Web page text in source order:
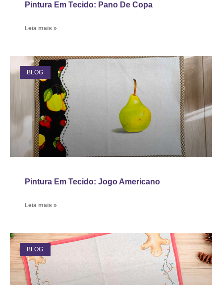
Pintura Em Tecido: Pano De Copa
Leia mais »
BLOG
Pintura Em Tecido: Jogo Americano
Leia mais »
BLOG